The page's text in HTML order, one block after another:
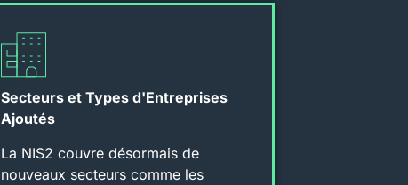
Secteurs et Types d'Entreprises
Ajoutés​
La NIS2 couvre désormais de
nouveaux secteurs comme les